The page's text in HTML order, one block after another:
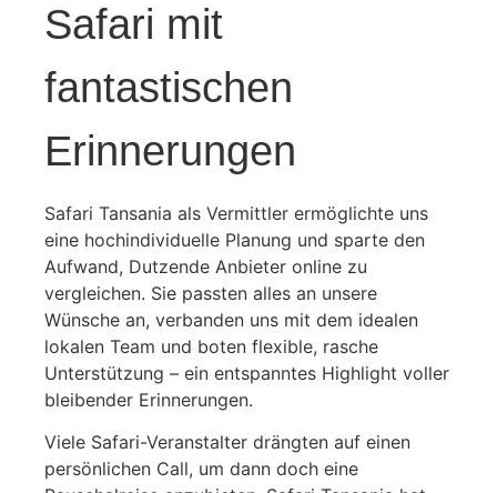
Safari mit
fantastischen
Erinnerungen
Safari Tansania als Vermittler ermöglichte uns
eine hochindividuelle Planung und sparte den
Aufwand, Dutzende Anbieter online zu
vergleichen. Sie passten alles an unsere
Wünsche an, verbanden uns mit dem idealen
lokalen Team und boten flexible, rasche
Unterstützung – ein entspanntes Highlight voller
bleibender Erinnerungen.
Viele Safari-Veranstalter drängten auf einen
persönlichen Call, um dann doch eine